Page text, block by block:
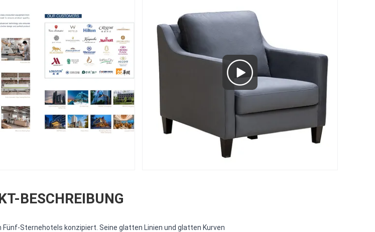
BESCHREIBUNG
Sternehotels konzipiert. Seine glatten Linien und glatten Kurven